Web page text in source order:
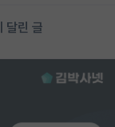
달린 글